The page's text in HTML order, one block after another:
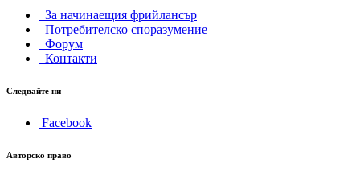
За начинаещия фрийлансър
Потребителско споразумение
Форум
Контакти
Следвайте ни
Facebook
Авторско право